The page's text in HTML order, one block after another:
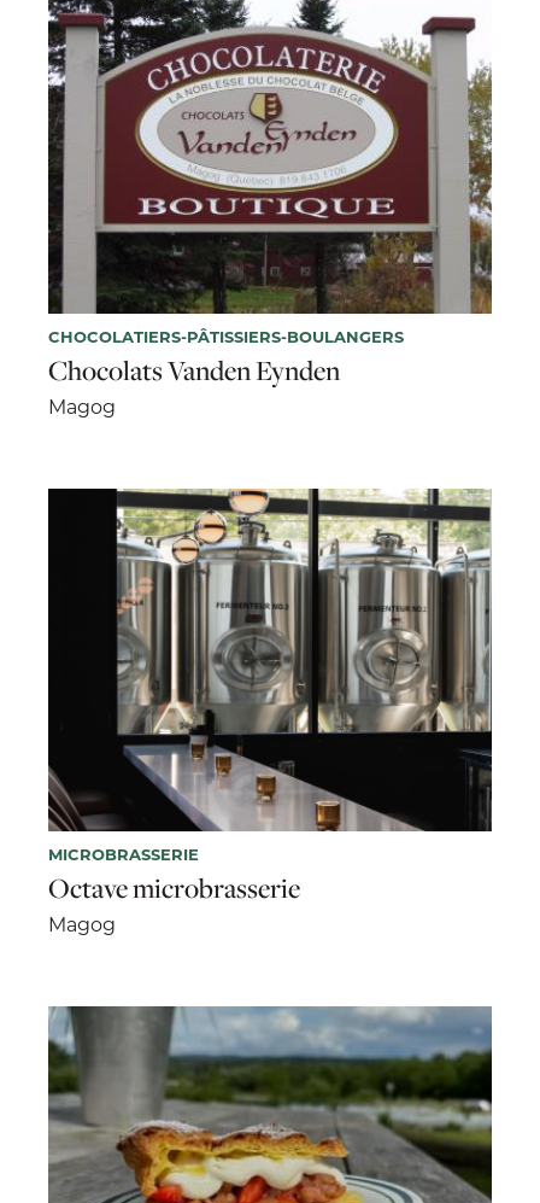
CHOCOLATIERS-PÂTISSIERS-BOULANGERS
Chocolats Vanden Eynden
Magog
MICROBRASSERIE
Octave microbrasserie
Magog